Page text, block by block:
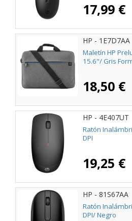
17,99 €
HP - 1E7D7AA
Maletín HP
15.6"/ Gris
18,50 €
HP - 4E407UT
Ratón
DPI
19,25 €
HP - 81S67AA
Ratón
DPI/ Negro